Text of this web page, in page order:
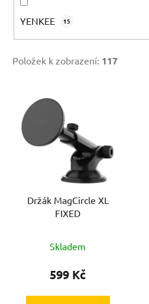
YENKEE 15
Položek k zobrazení: 117
Držák MagCircle XL
FIXED
Skladem
599 Kč